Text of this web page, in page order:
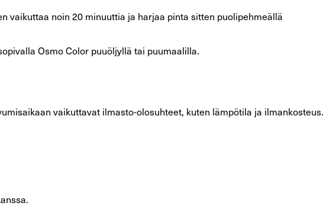
vaikuttaa noin 20 minuuttia ja harjaa pinta sitten puolipehmeällä
Osmo Color puuöljyllä tai puumaalilla.
vaikuttavat ilmasto-olosuhteet, kuten lämpötila ja ilmankosteus.